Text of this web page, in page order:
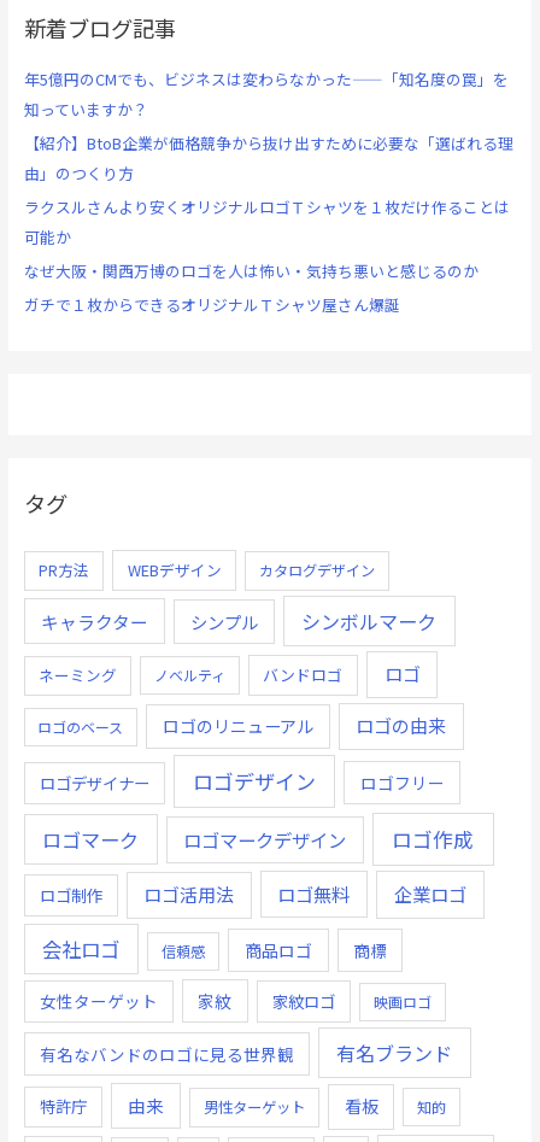
新着ブログ記事
年5億円のCMでも、ビジネスは変わらなかった——「知名度の罠」を
知っていますか？
【紹介】BtoB企業が価格競争から抜け出すために必要な「選ばれる理
由」のつくり方
ラクスルさんより安くオリジナルロゴＴシャツを１枚だけ作ることは
可能か
なぜ大阪・関西万博のロゴを人は怖い・気持ち悪いと感じるのか
ガチで１枚からできるオリジナルＴシャツ屋さん爆誕
タグ
PR方法 WEBデザイン カタログデザイン
キャラクター シンプル シンボルマーク
ネーミング ノベルティ バンドロゴ ロゴ
ロゴのベース ロゴのリニューアル ロゴの由来
ロゴデザイナー ロゴデザイン ロゴフリー
ロゴマーク ロゴマークデザイン ロゴ作成
ロゴ制作 ロゴ活用法 ロゴ無料 企業ロゴ
会社ロゴ 信頼感 商品ロゴ 商標
女性ターゲット 家紋 家紋ロゴ 映画ロゴ
有名なバンドのロゴに見る世界観 有名ブランド
特許庁 由来 男性ターゲット 看板 知的